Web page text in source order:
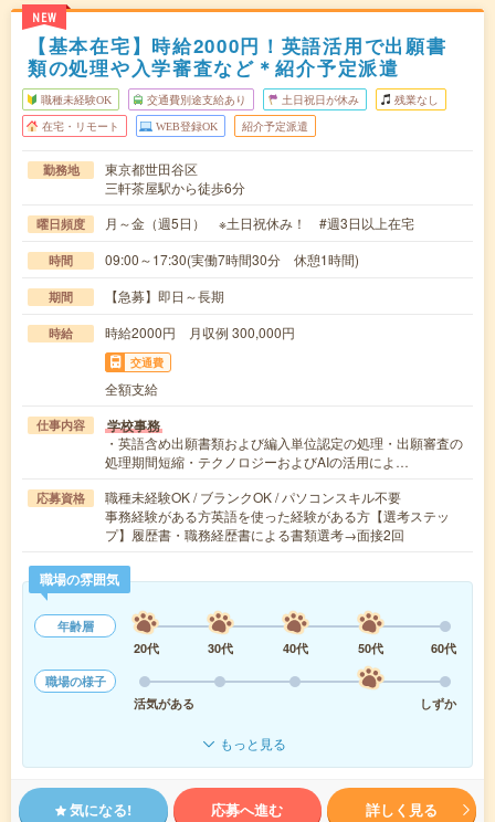
NEW
【基本在宅】時給2000円！英語活用で出願書
類の処理や入学審査など＊紹介予定派遣
職種未経験OK 交通費別途支給あり 土日祝日が休み 残業なし
在宅・リモート WEB登録OK 紹介予定派遣
勤務地
東京都世田谷区
三軒茶屋駅から徒歩6分
曜日頻度 月～金（週5日） ※土日祝休み！ #週3日以上在宅
時間 09:00～17:30(実働7時間30分 休憩1時間)
期間 【急募】即日～長期
時給 時給2000円 月収例 300,000円
交通費
全額支給
仕事内容 学校事務
・英語含め出願書類および編入単位認定の処理・出願審査の
処理期間短縮・テクノロジーおよびAIの活用によ…
応募資格
職種未経験OK / ブランクOK / パソコンスキル不要
事務経験がある方英語を使った経験がある方【選考ステッ
プ】履歴書・職務経歴書による書類選考→面接2回
職場の雰囲気
年齢層
20代
30代 40代 50代
60代
職場の様子
活気がある
しずか
もっと見る
気になる! 応募へ進む 詳しく見る